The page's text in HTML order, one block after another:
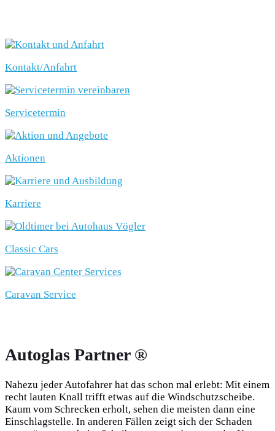
Kontakt/Anfahrt
Servicetermin
Aktionen
Karriere
Classic Cars
Caravan Service
Autoglas Partner ®
Nahezu jeder Autofahrer hat das schon mal erlebt: Mit einem
recht lauten Knall trifft etwas auf die Windschutzscheibe.
Kaum vom Schrecken erholt, sehen die meisten dann eine
Einschlagstelle. In anderen Fällen zeigt sich der Schaden